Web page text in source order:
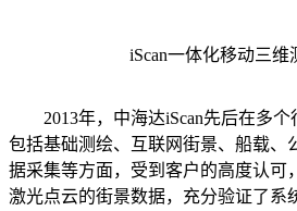
iScan一体化移动三维
2013年，中海达iScan先后在多个
包括基础测绘、互联网街景、船载、
据采集等方面，受到客户的高度认可
激光点云的街景数据，充分验证了系